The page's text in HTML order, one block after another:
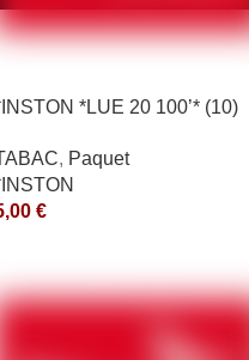
*LUE 20 100’* (10)
, Paquet
€